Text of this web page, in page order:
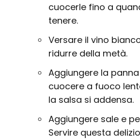
cuocerle fino a
tenere.
Versare il vino
ridurre della metà.
Aggiungere la
cuocere a fuoco
la salsa si addensa.
Aggiungere sale e
Servire questa